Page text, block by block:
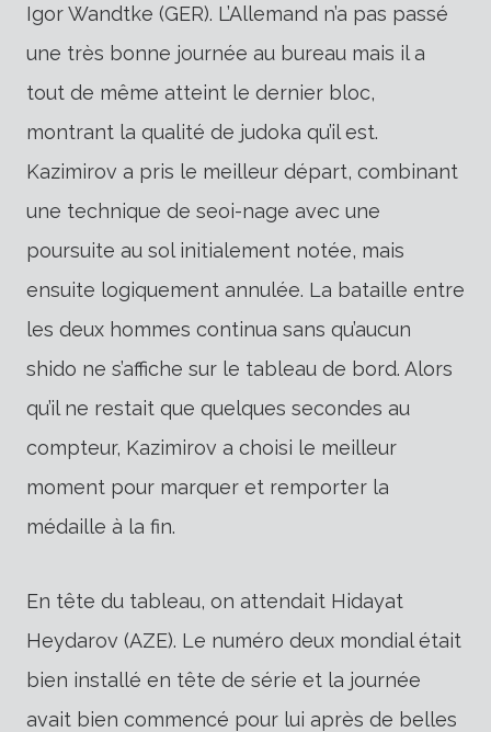
Igor Wandtke (GER). L’Allemand n’a pas passé
une très bonne journée au bureau mais il a
tout de même atteint le dernier bloc,
montrant la qualité de judoka qu’il est.
Kazimirov a pris le meilleur départ, combinant
une technique de seoi-nage avec une
poursuite au sol initialement notée, mais
ensuite logiquement annulée. La bataille entre
les deux hommes continua sans qu’aucun
shido ne s’affiche sur le tableau de bord. Alors
qu’il ne restait que quelques secondes au
compteur, Kazimirov a choisi le meilleur
moment pour marquer et remporter la
médaille à la fin.
En tête du tableau, on attendait Hidayat
Heydarov (AZE). Le numéro deux mondial était
bien installé en tête de série et la journée
avait bien commencé pour lui après de belles